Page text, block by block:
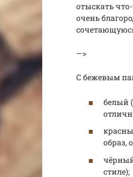
отыскать
очень
—>
С бежевым
белый
образ,
стиле);